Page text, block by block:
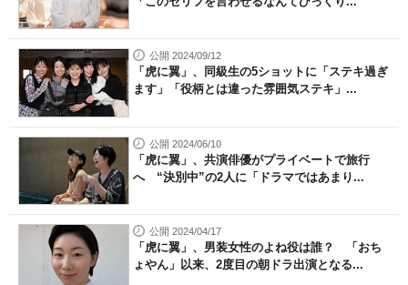
公開 2024/09/12
「虎に翼」、同級生の5ショットに「ステキ過ぎ
ます」「役柄とは違った雰囲気ステキ」...
公開 2024/06/10
「虎に翼」、共演俳優がプライベートで旅行
へ “決別中”の2人に「ドラマではあまり...
公開 2024/04/17
「虎に翼」、男装女性のよね役は誰？ 「おち
ょやん」以来、2度目の朝ドラ出演となる...